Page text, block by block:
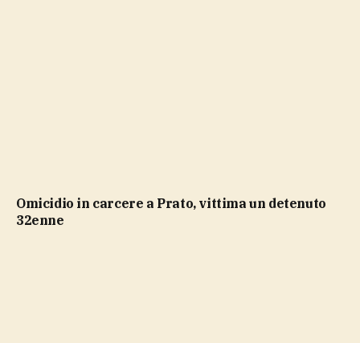
Omicidio in carcere a Prato, vittima un detenuto
32enne